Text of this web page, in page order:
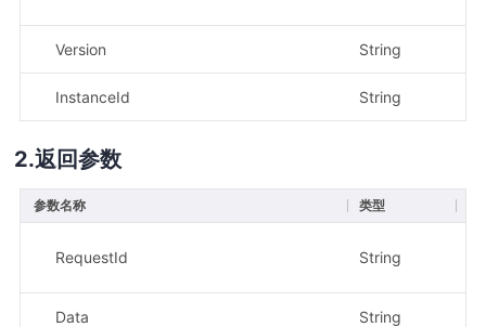
Version String
InstanceId String
返回参数
参数名称 类型
RequestId String
Data String